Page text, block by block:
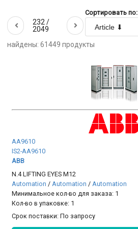
232 /
2049
Сортировать по:
найдены: 61449 продукты
AA9610
IS2-AA9610
ABB
N.4 LIFTING EYES M12
Automation / Automation / Automation
Минимальное кол-во для заказа: 1
Кол-во в упаковке: 1
Срок поставки:По запросу